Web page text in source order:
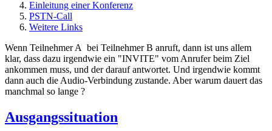
Einleitung einer Konferenz
PSTN-Call
Weitere Links
Wenn Teilnehmer A bei Teilnehmer B anruft, dann ist uns allem
klar, dass dazu irgendwie ein "INVITE" vom Anrufer beim Ziel
ankommen muss, und der darauf antwortet. Und irgendwie kommt
dann auch die Audio-Verbindung zustande. Aber warum dauert das
manchmal so lange ?
Ausgangssituation